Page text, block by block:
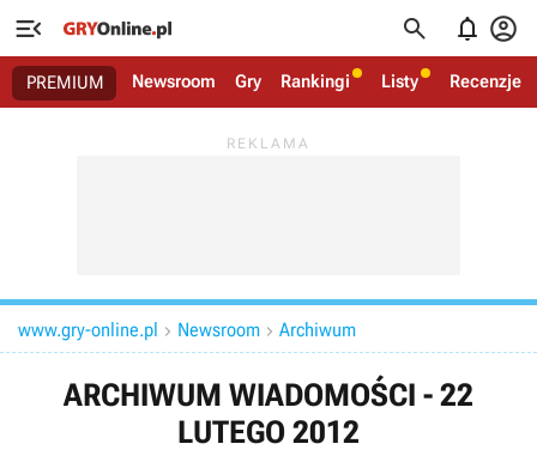
   
PREMIUM Newsroom Gry Rankingi Listy Recenzje
www.gry-online.pl  Newsroom  Archiwum
ARCHIWUM WIADOMOŚCI - 22
LUTEGO 2012